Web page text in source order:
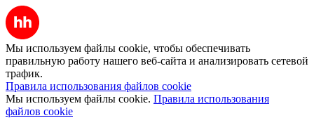
Мы используем файлы cookie, чтобы обеспечивать
правильную работу нашего веб-сайта и анализировать сетевой
трафик.
Правила использования файлов cookie
Мы используем файлы cookie. Правила использования
файлов cookie